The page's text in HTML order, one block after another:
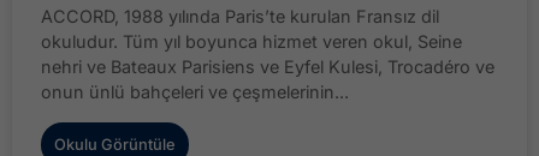
ACCORD, 1988 yılında Paris’te kurulan Fransız dil
okuludur. Tüm yıl boyunca hizmet veren okul, Seine
nehri ve Bateaux Parisiens ve Eyfel Kulesi, Trocadéro ve
onun ünlü bahçeleri ve çeşmelerinin...
Okulu Görüntüle